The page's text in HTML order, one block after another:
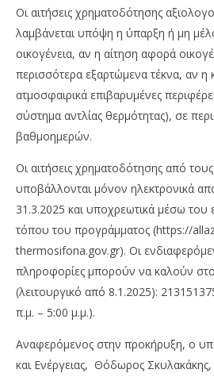
Οι αιτήσεις χρηματοδότησης
λαμβάνεται υπόψη η ύπαρξη ή μη
οικογένεια, αν η αίτηση αφορά
περισσότερα εξαρτώμενα τέκνα, αν η
ατμοσφαιρικά επιβαρυμένες
σύστημα αντλίας θερμότητας), σε
βαθμοημερών.
Οι αιτήσεις χρηματοδότησης από
υποβάλλονται μόνον ηλεκτρονικά
31.3.2025 και υποχρεωτικά μέσω του
τόπου του προγράμματος (https://
thermosifona.gov.gr). Οι
πληροφορίες μπορούν να καλούν
(λειτουργικό από 8.1.2025):
π.μ. – 5:00 μ.μ.).
Αναφερόμενος στην προκήρυξη, ο
και Ενέργειας, Θόδωρος